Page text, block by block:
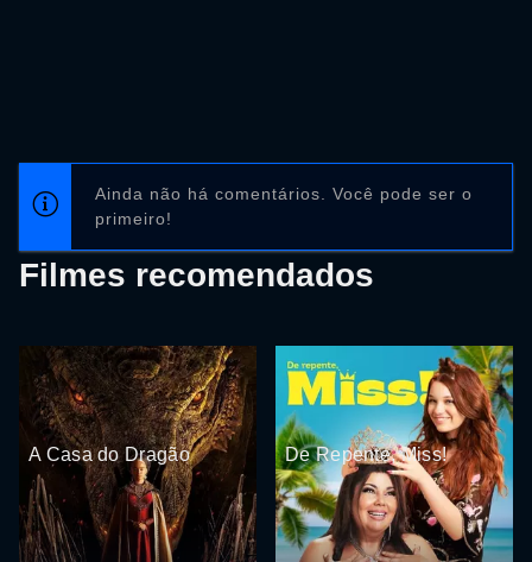
Ainda não há comentários. Você pode ser o
primeiro!
Filmes recomendados
A Casa do Dragão De Repente, Miss!